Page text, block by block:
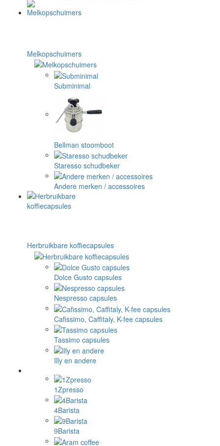
Melkopschuimers
Subminimal
Bellman stoomboot
Staresso schudbeker
Andere merken / accessoires
Herbruikbare koffiecapsules
Dolce Gusto capsules
Nespresso capsules
Cafissimo, Caffitaly, K-fee capsules
Tassimo capsules
Illy en andere
1Zpresso
4Barista
9Barista